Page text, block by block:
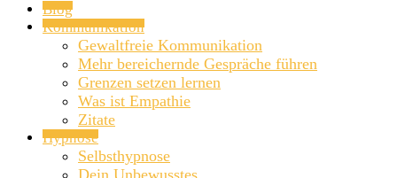
Blog
Kommunikation
Gewaltfreie Kommunikation
Mehr bereichernde Gespräche führen
Grenzen setzen lernen
Was ist Empathie
Zitate
Hypnose
Selbsthypnose
Dein Unbewusstes